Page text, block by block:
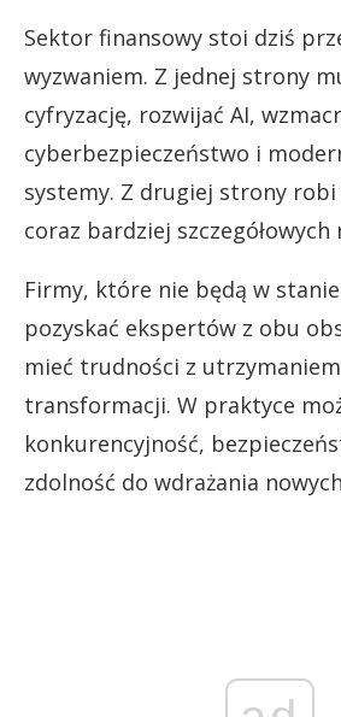
Sektor finansowy stoi dziś
wyzwaniem. Z jednej strony
cyfryzację, rozwijać AI,
cyberbezpieczeństwo i
systemy. Z drugiej strony
coraz bardziej szczegółowych
Firmy, które nie będą w
pozyskać ekspertów z obu
mieć trudności z
transformacji. W praktyce
konkurencyjność,
zdolność do wdrażania